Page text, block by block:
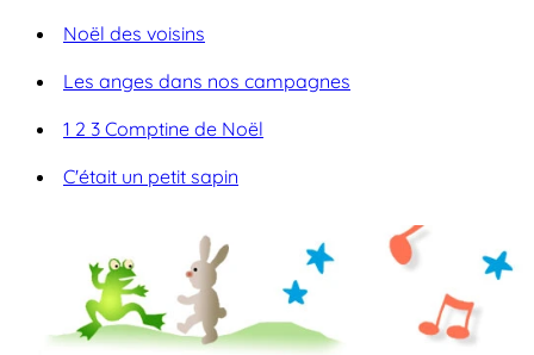
Noël des voisins
Les anges dans nos campagnes
1 2 3 Comptine de Noël
C'était un petit sapin